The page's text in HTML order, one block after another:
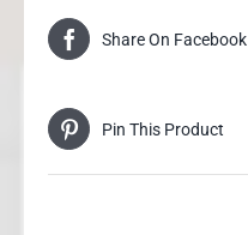
Share On Facebook
Pin This Product